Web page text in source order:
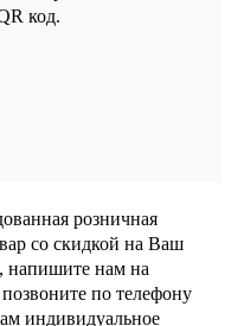
код.
розничная
со скидкой на Ваш
нам на
по телефону
индивидуальное